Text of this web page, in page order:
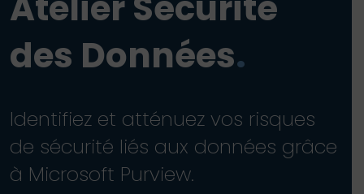
des Données.
Identifiez et atténuez vos risques
de sécurité liés aux données grâce
à Microsoft Purview.